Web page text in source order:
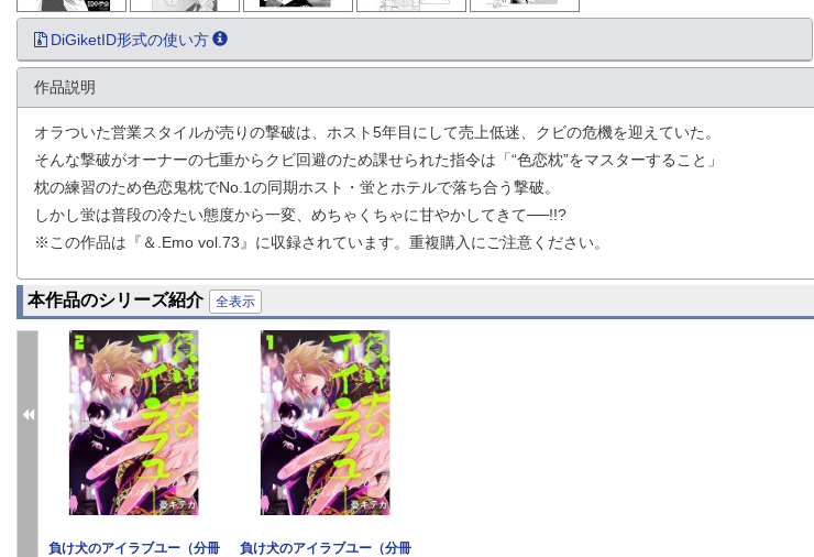
DiGiketID形式の使い方
作品説明
オラついた営業スタイルが売りの撃破は、ホスト5年目にして売上低迷、クビの危機を迎えていた。
そんな撃破がオーナーの七重からクビ回避のため課せられた指令は「“色恋枕”をマスターすること」
枕の練習のため色恋鬼枕でNo.1の同期ホスト・蛍とホテルで落ち合う撃破。
しかし蛍は普段の冷たい態度から一変、めちゃくちゃに甘やかしてきて──!!?
※この作品は『＆.Emo vol.73』に収録されています。重複購入にご注意ください。
本作品のシリーズ紹介 全表示
負け犬のアイラブユー（分冊
負け犬のアイラブユー（分冊